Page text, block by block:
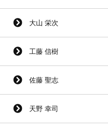
大山 栄次
工藤 信樹
佐藤 聖志
天野 幸司